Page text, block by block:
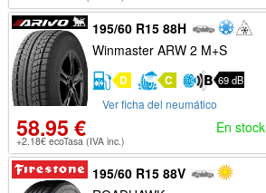
195/60 R15 88H
Winmaster ARW 2 M+S
D C 69 dB
Ver ficha del neumático
58.95 €
+2.18€ ecoTasa (IVA inc.)
En stock
195/60 R15 88V